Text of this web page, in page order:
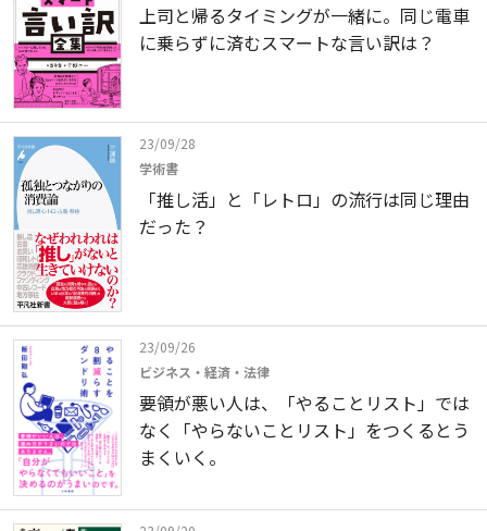
上司と帰るタイミングが一緒に。同じ電車
に乗らずに済むスマートな言い訳は？
23/09/28
学術書
「推し活」と「レトロ」の流行は同じ理由
だった？
23/09/26
ビジネス・経済・法律
要領が悪い人は、「やることリスト」では
なく「やらないことリスト」をつくるとう
まくいく。